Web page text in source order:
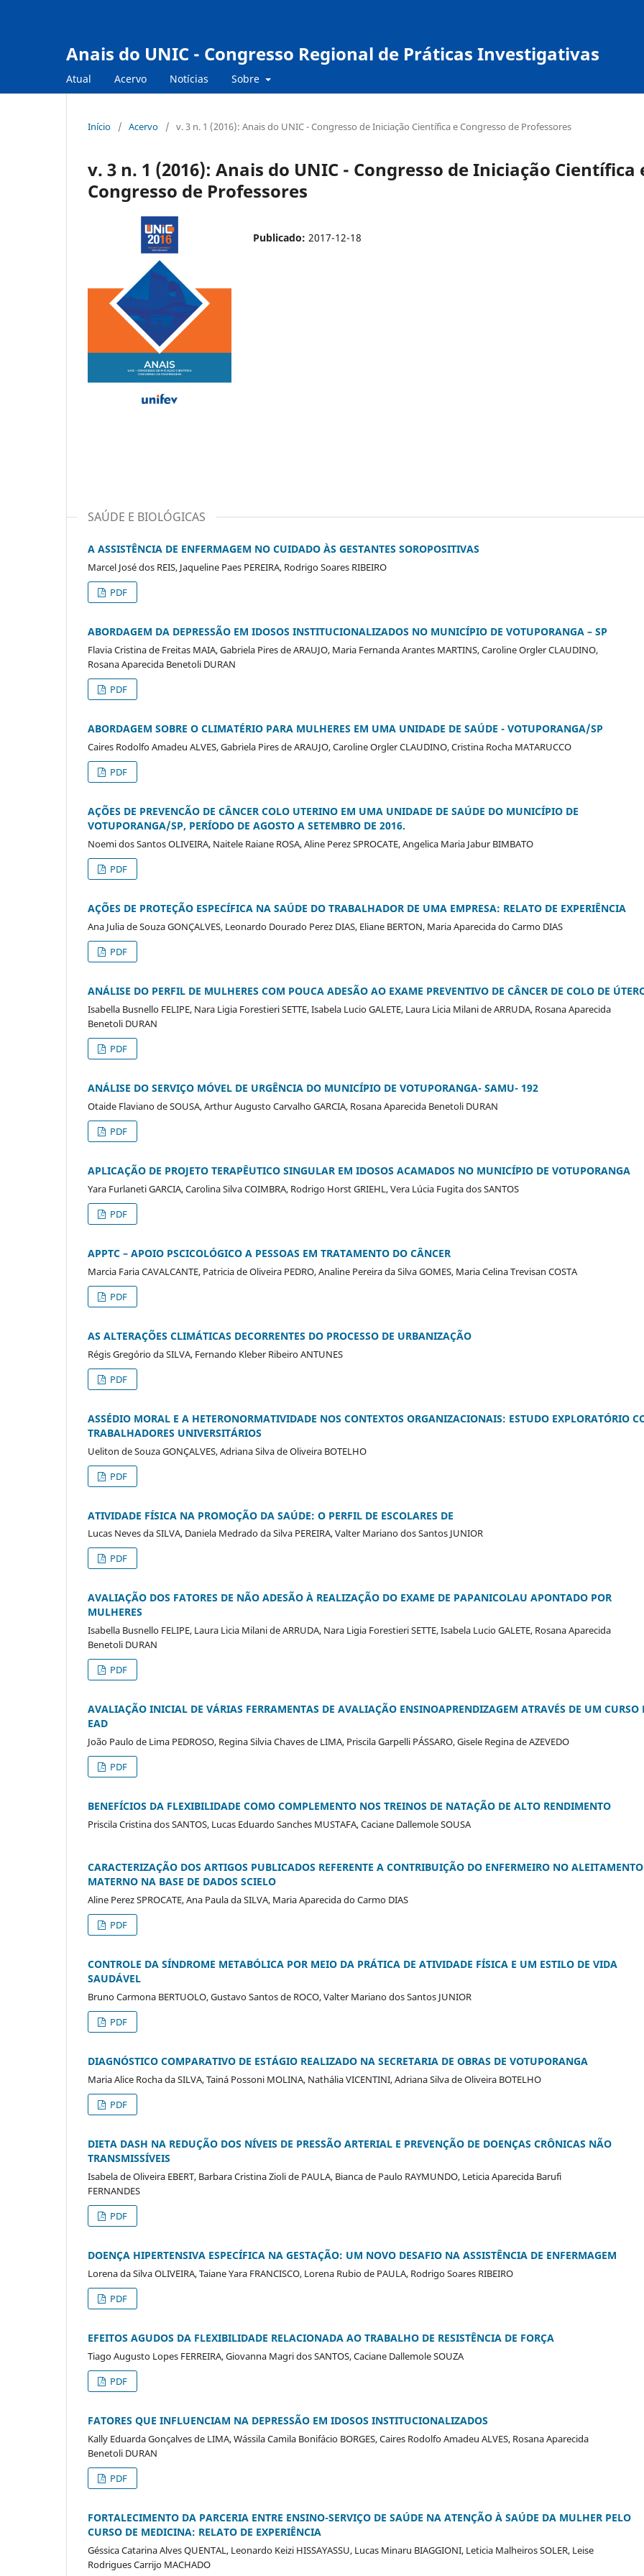
Anais do UNIC - Congresso Regional de Práticas Investigativas
Atual Acervo Notícias Sobre
Início / Acervo / v. 3 n. 1 (2016): Anais do UNIC - Congresso de Iniciação Científica e Congresso de Professores
v. 3 n. 1 (2016): Anais do UNIC - Congresso de Iniciação Científica
Congresso de Professores
Publicado: 2017-12-18
SAÚDE E BIOLÓGICAS
A ASSISTÊNCIA DE ENFERMAGEM NO CUIDADO ÀS GESTANTES SOROPOSITIVAS
Marcel José dos REIS, Jaqueline Paes PEREIRA, Rodrigo Soares RIBEIRO
PDF
ABORDAGEM DA DEPRESSÃO EM IDOSOS INSTITUCIONALIZADOS NO MUNICÍPIO DE VOTUPORANGA – SP
Flavia Cristina de Freitas MAIA, Gabriela Pires de ARAUJO, Maria Fernanda Arantes MARTINS, Caroline Orgler CLAUDINO,
Rosana Aparecida Benetoli DURAN
PDF
ABORDAGEM SOBRE O CLIMATÉRIO PARA MULHERES EM UMA UNIDADE DE SAÚDE - VOTUPORANGA/SP
Caires Rodolfo Amadeu ALVES, Gabriela Pires de ARAUJO, Caroline Orgler CLAUDINO, Cristina Rocha MATARUCCO
PDF
AÇÕES DE PREVENCÃO DE CÂNCER COLO UTERINO EM UMA UNIDADE DE SAÚDE DO MUNICÍPIO DE
VOTUPORANGA/SP, PERÍODO DE AGOSTO A SETEMBRO DE 2016.
Noemi dos Santos OLIVEIRA, Naitele Raiane ROSA, Aline Perez SPROCATE, Angelica Maria Jabur BIMBATO
PDF
AÇÕES DE PROTEÇÃO ESPECÍFICA NA SAÚDE DO TRABALHADOR DE UMA EMPRESA: RELATO DE EXPERIÊNCIA
Ana Julia de Souza GONÇALVES, Leonardo Dourado Perez DIAS, Eliane BERTON, Maria Aparecida do Carmo DIAS
PDF
ANÁLISE DO PERFIL DE MULHERES COM POUCA ADESÃO AO EXAME PREVENTIVO DE CÂNCER DE COLO DE
Isabella Busnello FELIPE, Nara Ligia Forestieri SETTE, Isabela Lucio GALETE, Laura Licia Milani de ARRUDA, Rosana Aparecida
Benetoli DURAN
PDF
ANÁLISE DO SERVIÇO MÓVEL DE URGÊNCIA DO MUNICÍPIO DE VOTUPORANGA- SAMU- 192
Otaide Flaviano de SOUSA, Arthur Augusto Carvalho GARCIA, Rosana Aparecida Benetoli DURAN
PDF
APLICAÇÃO DE PROJETO TERAPÊUTICO SINGULAR EM IDOSOS ACAMADOS NO MUNICÍPIO DE VOTUPORANGA
Yara Furlaneti GARCIA, Carolina Silva COIMBRA, Rodrigo Horst GRIEHL, Vera Lúcia Fugita dos SANTOS
PDF
APPTC – APOIO PSCICOLÓGICO A PESSOAS EM TRATAMENTO DO CÂNCER
Marcia Faria CAVALCANTE, Patricia de Oliveira PEDRO, Analine Pereira da Silva GOMES, Maria Celina Trevisan COSTA
PDF
AS ALTERAÇÕES CLIMÁTICAS DECORRENTES DO PROCESSO DE URBANIZAÇÃO
Régis Gregório da SILVA, Fernando Kleber Ribeiro ANTUNES
PDF
ASSÉDIO MORAL E A HETERONORMATIVIDADE NOS CONTEXTOS ORGANIZACIONAIS: ESTUDO EXPLORATÓRIO
TRABALHADORES UNIVERSITÁRIOS
Ueliton de Souza GONÇALVES, Adriana Silva de Oliveira BOTELHO
PDF
ATIVIDADE FÍSICA NA PROMOÇÃO DA SAÚDE: O PERFIL DE ESCOLARES DE
Lucas Neves da SILVA, Daniela Medrado da Silva PEREIRA, Valter Mariano dos Santos JUNIOR
PDF
AVALIAÇÃO DOS FATORES DE NÃO ADESÃO À REALIZAÇÃO DO EXAME DE PAPANICOLAU APONTADO POR
MULHERES
Isabella Busnello FELIPE, Laura Licia Milani de ARRUDA, Nara Ligia Forestieri SETTE, Isabela Lucio GALETE, Rosana Aparecida
Benetoli DURAN
PDF
AVALIAÇÃO INICIAL DE VÁRIAS FERRAMENTAS DE AVALIAÇÃO ENSINOAPRENDIZAGEM ATRAVÉS DE UM CURSO
EAD
João Paulo de Lima PEDROSO, Regina Silvia Chaves de LIMA, Priscila Garpelli PÁSSARO, Gisele Regina de AZEVEDO
PDF
BENEFÍCIOS DA FLEXIBILIDADE COMO COMPLEMENTO NOS TREINOS DE NATAÇÃO DE ALTO RENDIMENTO
Priscila Cristina dos SANTOS, Lucas Eduardo Sanches MUSTAFA, Caciane Dallemole SOUSA
CARACTERIZAÇÃO DOS ARTIGOS PUBLICADOS REFERENTE A CONTRIBUIÇÃO DO ENFERMEIRO NO ALEITAMENTO
MATERNO NA BASE DE DADOS SCIELO
Aline Perez SPROCATE, Ana Paula da SILVA, Maria Aparecida do Carmo DIAS
PDF
CONTROLE DA SÍNDROME METABÓLICA POR MEIO DA PRÁTICA DE ATIVIDADE FÍSICA E UM ESTILO DE VIDA
SAUDÁVEL
Bruno Carmona BERTUOLO, Gustavo Santos de ROCO, Valter Mariano dos Santos JUNIOR
PDF
DIAGNÓSTICO COMPARATIVO DE ESTÁGIO REALIZADO NA SECRETARIA DE OBRAS DE VOTUPORANGA
Maria Alice Rocha da SILVA, Tainá Possoni MOLINA, Nathália VICENTINI, Adriana Silva de Oliveira BOTELHO
PDF
DIETA DASH NA REDUÇÃO DOS NÍVEIS DE PRESSÃO ARTERIAL E PREVENÇÃO DE DOENÇAS CRÔNICAS NÃO
TRANSMISSÍVEIS
Isabela de Oliveira EBERT, Barbara Cristina Zioli de PAULA, Bianca de Paulo RAYMUNDO, Leticia Aparecida Barufi
FERNANDES
PDF
DOENÇA HIPERTENSIVA ESPECÍFICA NA GESTAÇÃO: UM NOVO DESAFIO NA ASSISTÊNCIA DE ENFERMAGEM
Lorena da Silva OLIVEIRA, Taiane Yara FRANCISCO, Lorena Rubio de PAULA, Rodrigo Soares RIBEIRO
PDF
EFEITOS AGUDOS DA FLEXIBILIDADE RELACIONADA AO TRABALHO DE RESISTÊNCIA DE FORÇA
Tiago Augusto Lopes FERREIRA, Giovanna Magri dos SANTOS, Caciane Dallemole SOUZA
PDF
FATORES QUE INFLUENCIAM NA DEPRESSÃO EM IDOSOS INSTITUCIONALIZADOS
Kally Eduarda Gonçalves de LIMA, Wássila Camila Bonifácio BORGES, Caires Rodolfo Amadeu ALVES, Rosana Aparecida
Benetoli DURAN
PDF
FORTALECIMENTO DA PARCERIA ENTRE ENSINO-SERVIÇO DE SAÚDE NA ATENÇÃO À SAÚDE DA MULHER PELO
CURSO DE MEDICINA: RELATO DE EXPERIÊNCIA
Géssica Catarina Alves QUENTAL, Leonardo Keizi HISSAYASSU, Lucas Minaru BIAGGIONI, Leticia Malheiros SOLER, Leise
Rodrigues Carrijo MACHADO